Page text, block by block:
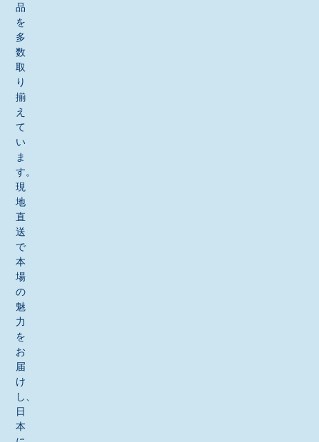
品
を
多
数
取
り
揃
え
て
い
ま
す。
現
地
直
送
で
本
場
の
魅
力
を
お
届
け
し、
日
本